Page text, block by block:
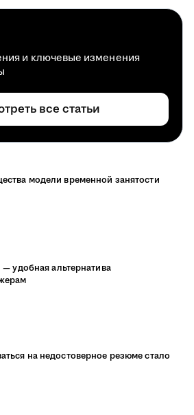
и ключевые изменения
все статьи
модели временной занятости
удобная альтернатива
на недостоверное резюме стало